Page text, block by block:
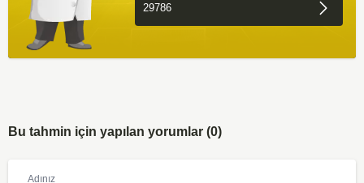
Bu tahmin için yapılan yorumlar (0)